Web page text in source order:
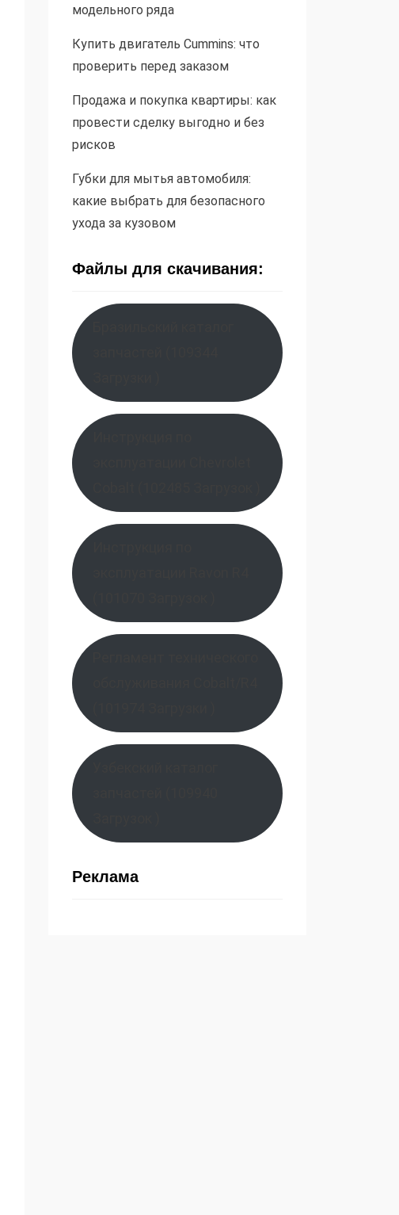
модельного ряда
Купить двигатель Cummins: что
проверить перед заказом
Продажа и покупка квартиры: как
провести сделку выгодно и без
рисков
Губки для мытья автомобиля:
какие выбрать для безопасного
ухода за кузовом
Файлы для скачивания:
Реклама